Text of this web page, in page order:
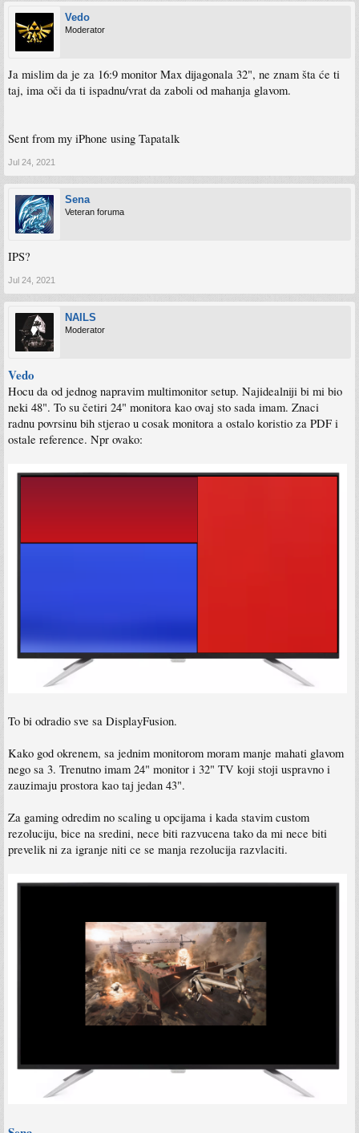
Vedo
Moderator
Ja mislim da je za 16:9 monitor Max dijagonala 32", ne znam šta će ti
taj, ima oči da ti ispadnu/vrat da zaboli od mahanja glavom.
Sent from my iPhone using Tapatalk
Jul 24, 2021
Sena
Veteran foruma
IPS?
Jul 24, 2021
NAILS
Moderator
Vedo
Hocu da od jednog napravim multimonitor setup. Najidealniji bi mi bio
neki 48". To su četiri 24" monitora kao ovaj sto sada imam. Znaci
radnu povrsinu bih stjerao u cosak monitora a ostalo koristio za PDF i
ostale reference. Npr ovako:
To bi odradio sve sa DisplayFusion.
Kako god okrenem, sa jednim monitorom moram manje mahati glavom
nego sa 3. Trenutno imam 24" monitor i 32" TV koji stoji uspravno i
zauzimaju prostora kao taj jedan 43".
Za gaming odredim no scaling u opcijama i kada stavim custom
rezoluciju, bice na sredini, nece biti razvucena tako da mi nece biti
prevelik ni za igranje niti ce se manja rezolucija razvlaciti.